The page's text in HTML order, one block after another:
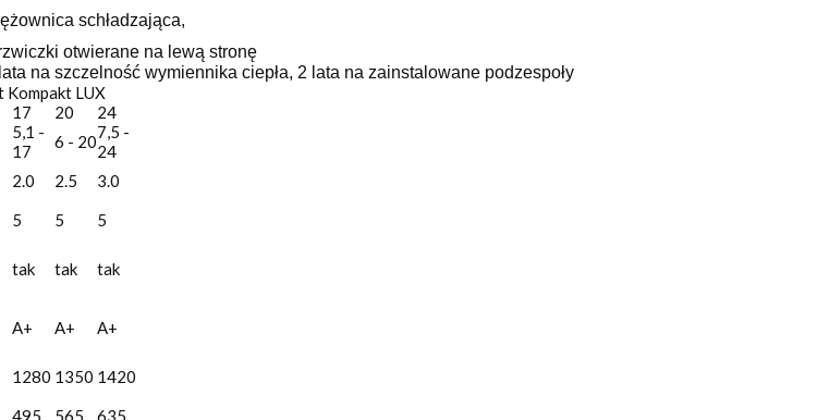
schładzająca,
otwierane na lewą stronę
na szczelność wymiennika ciepła, 2 lata na zainstalowane podzespoły
Kompakt LUX
17 20
24
5,1 -
17
6 - 207,5 -
24
2.0 2.5
3.0
5 5
5
tak tak
tak
A+ A+
A+
1280 1350 1420
495 565
635